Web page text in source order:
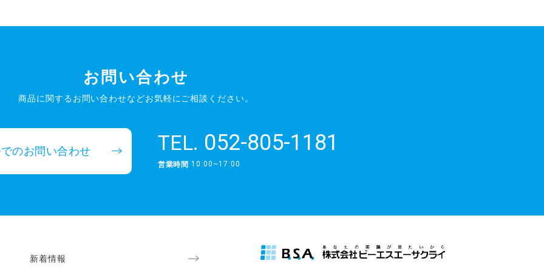
お問い合わせ
商品に関するお問い合わせなどお気軽にご相談ください。
のお問い合わせ TEL. 052-805-1181
営業時間 10:00~17:00
新着情報